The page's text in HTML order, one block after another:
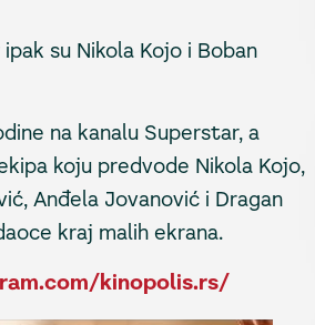
su Nikola Kojo i Boban
na kanalu Superstar, a
koju predvode Nikola Kojo,
Anđela Jovanović i Dragan
kraj malih ekrana.
kinopolis.rs/